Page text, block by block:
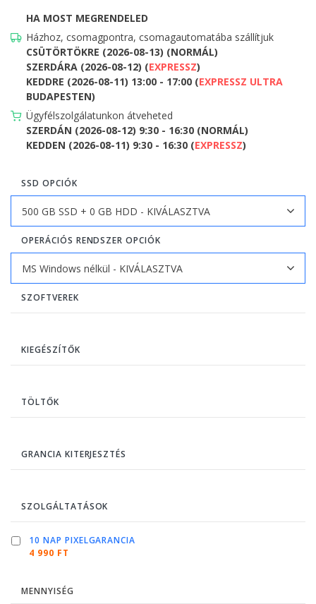
HA MOST MEGRENDELED
Házhoz, csomagpontra, csomagautomatába szállítjuk
CSÜTÖRTÖKRE (2026-08-13) (NORMÁL)
SZERDÁRA (2026-08-12) (EXPRESSZ)
KEDDRE (2026-08-11) 13:00 - 17:00 (EXPRESSZ ULTRA
BUDAPESTEN)
Ügyfélszolgálatunkon átveheted
SZERDÁN (2026-08-12) 9:30 - 16:30 (NORMÁL)
KEDDEN (2026-08-11) 9:30 - 16:30 (EXPRESSZ)
SSD OPCIÓK
OPERÁCIÓS RENDSZER OPCIÓK
SZOFTVEREK
KIEGÉSZÍTŐK
TÖLTŐK
GRANCIA KITERJESZTÉS
SZOLGÁLTATÁSOK
10 NAP PIXELGARANCIA
4 990 FT
MENNYISÉG